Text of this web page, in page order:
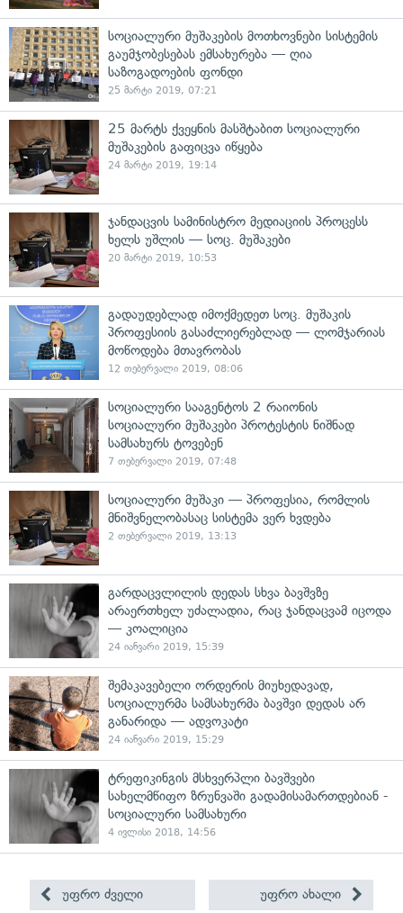
სოციალური მუშაკების მოთხოვნები სისტემის
გაუმჯობესებას ემსახურება — ღია
საზოგადოების ფონდი
25 მარტი 2019, 07:21
25 მარტს ქვეყნის მასშტაბით სოციალური
მუშაკების გაფიცვა იწყება
24 მარტი 2019, 19:14
ჯანდაცვის სამინისტრო მედიაციის პროცესს
ხელს უშლის — სოც. მუშაკები
20 მარტი 2019, 10:53
გადაუდებლად იმოქმედეთ სოც. მუშაკის
პროფესიის გასაძლიერებლად — ლომჯარიას
მოწოდება მთავრობას
12 თებერვალი 2019, 08:06
სოციალური სააგენტოს 2 რაიონის
სოციალური მუშაკები პროტესტის ნიშნად
სამსახურს ტოვებენ
7 თებერვალი 2019, 07:48
სოციალური მუშაკი — პროფესია, რომლის
მნიშვნელობასაც სისტემა ვერ ხვდება
2 თებერვალი 2019, 13:13
გარდაცვლილის დედას სხვა ბავშვზე
არაერთხელ უძალადია, რაც ჯანდაცვამ იცოდა
— კოალიცია
24 იანვარი 2019, 15:39
შემაკავებელი ორდერის მიუხედავად,
სოციალურმა სამსახურმა ბავშვი დედას არ
განარიდა — ადვოკატი
24 იანვარი 2019, 15:29
ტრეფიკინგის მსხვერპლი ბავშვები
სახელმწიფო ზრუნვაში გადამისამართდებიან -
სოციალური სამსახური
4 ივლისი 2018, 14:56
უფრო ძველი უფრო ახალი